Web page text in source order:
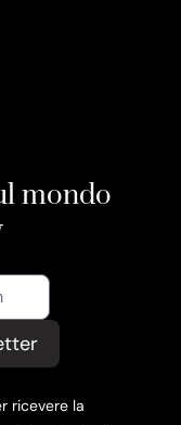
mondo
ricevere la